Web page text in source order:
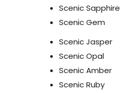
Scenic Sapphire
Scenic Gem
Scenic Jasper
Scenic Opal
Scenic Amber
Scenic Ruby